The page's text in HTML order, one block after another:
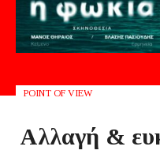
POINT OF VIEW
Αλλαγή &